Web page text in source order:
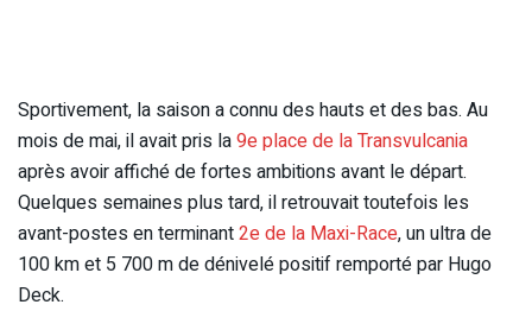
Sportivement, la saison a connu des hauts et des bas. Au
mois de mai, il avait pris la9e place de la Transvulcania
après avoir affiché de fortes ambitions avant le départ.
Quelques semaines plus tard, il retrouvait toutefois les
avant-postes en terminant2e de la Maxi-Race, un ultra de
100 km et 5 700 m de dénivelé positif remporté par Hugo
Deck.